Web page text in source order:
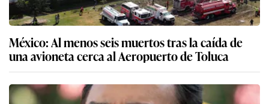
México: Al menos seis muertos tras la caída de
una avioneta cerca al Aeropuerto de Toluca